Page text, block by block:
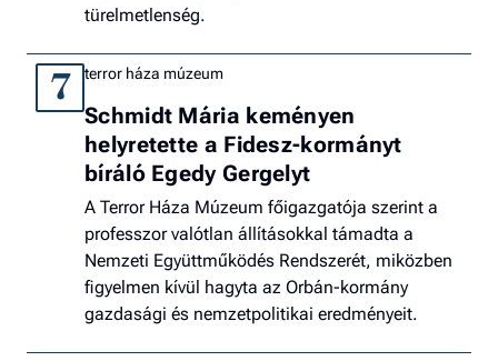
türelmetlenség.
7 terror háza múzeum
Schmidt Mária keményen
helyretette a Fidesz-kormányt
bíráló Egedy Gergelyt
A Terror Háza Múzeum főigazgatója szerint a
professzor valótlan állításokkal támadta a
Nemzeti Együttműködés Rendszerét, miközben
figyelmen kívül hagyta az Orbán-kormány
gazdasági és nemzetpolitikai eredményeit.